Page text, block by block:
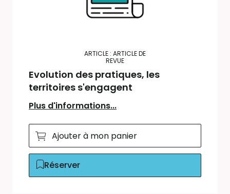
ARTICLE : ARTICLE DE
REVUE
Evolution des pratiques, les
territoires s'engagent
Plus d'informations...
Ajouter à mon panier
Réserver